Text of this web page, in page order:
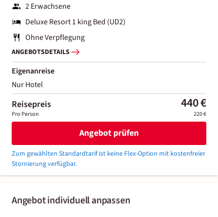
Angebot individuell anpassen
2 Erwachsene
Deluxe Resort 1 king Bed (UD2)
Ohne Verpflegung
ANGEBOTSDETAILS
Eigenanreise
Nur Hotel
Reisepreis 440 €
Pro Person 220 €
Angebot prüfen
Zum gewählten Standardtarif ist keine Flex-Option mit kostenfreier
Stornierung verfügbar.